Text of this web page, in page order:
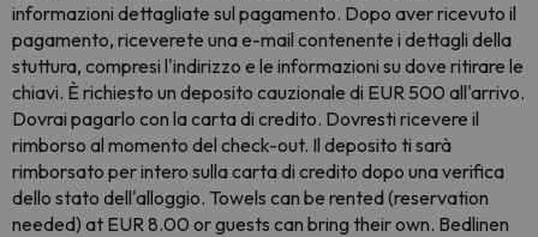
informazioni dettagliate sul pagamento. Dopo aver ricevuto il
pagamento, riceverete una e-mail contenente i dettagli della
stuttura, compresi l'indirizzo e le informazioni su dove ritirare le
chiavi. È richiesto un deposito cauzionale di EUR 500 all'arrivo.
Dovrai pagarlo con la carta di credito. Dovresti ricevere il
rimborso al momento del check-out. Il deposito ti sarà
rimborsato per intero sulla carta di credito dopo una verifica
dello stato dell'alloggio. Towels can be rented (reservation
needed) at EUR 8.00 or guests can bring their own. Bedlinen